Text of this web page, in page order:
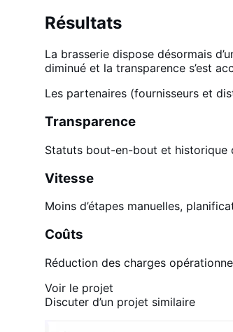
Résultats
La brasserie dispose désormais
diminué et la transparence s’est
Les partenaires (fournisseurs et
Transparence
Statuts bout-en-bout et historique
Vitesse
Moins d’étapes manuelles,
Coûts
Réduction des charges
Voir le projet
Discuter d’un projet similaire